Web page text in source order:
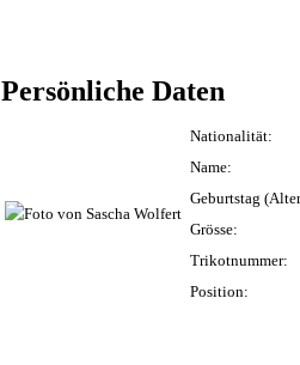
Persönliche Daten
Nationalität:
Name:
Geburtstag
Grösse:
Trikotnummer:
Position: